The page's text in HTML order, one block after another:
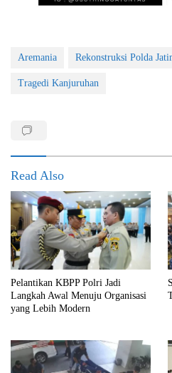
Aremania Rekonstruksi Polda
Tragedi Kanjuruhan
Read Also
Pelantikan KBPP Polri Jadi
Langkah Awal Menuju Organisasi
yang Lebih Modern